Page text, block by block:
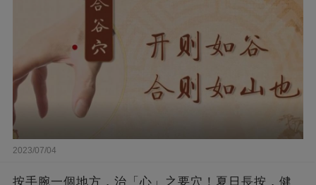
2023/07/04
按手腕一個地方，治「心」之要穴！夏日長按，健